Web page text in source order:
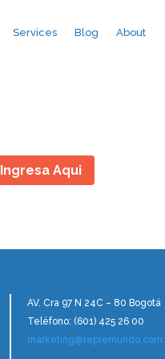
Services Blog About
Ingresa Aqui
AV. Cra 97 N 24C – 80 Bogotá
Teléfono: (601) 425 26 00